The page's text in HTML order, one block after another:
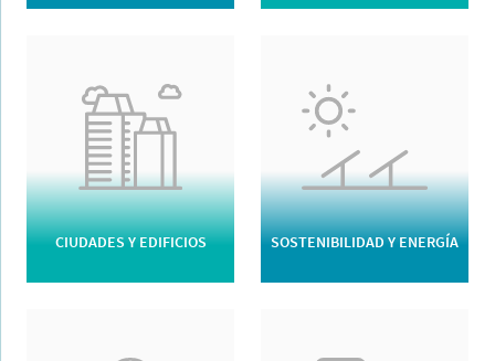
CIUDADES Y EDIFICIOS SOSTENIBILIDAD Y ENERGÍA